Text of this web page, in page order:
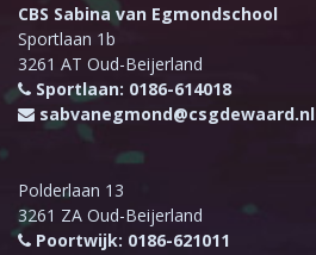
CBS Sabina van Egmondschool
Sportlaan 1b
3261 AT Oud-Beijerland
Sportlaan: 0186-614018
sabvanegmond@csgdewaard.nl
Polderlaan 13
3261 ZA Oud-Beijerland
Poortwijk: 0186-621011